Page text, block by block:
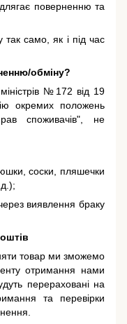
поверненню та
само, як і під час
обміну?
№172 від 19
окремих положень
споживачів" , не
соски, пляшечки
виявлення браку
товар ми зможемо
отримання нами
перераховані на
та перевірки